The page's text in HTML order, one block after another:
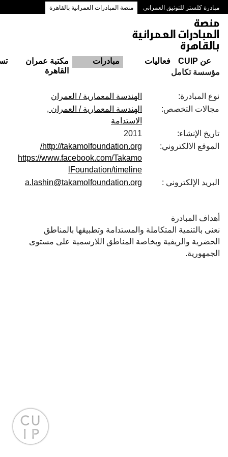
مبادرة كلستر للتوثيق العمراني منصة المبادرات العمرانية بالقاهرة
ممرات وسط البلد بالقاهرة
عن CUIP فعاليات مبادرات
مكتبة عمران
القاهرة
مؤسسة تكامل
نوع المبادرة:
الهندسة المعمارية / العمران
مجالات التخصص:
الهندسة المعمارية / العمران
الاستدامة
تاريخ الإنشاء:
2011
الموقع الالكتروني:
http://takamolfoundation.org/
https://www.facebook.com/Takamo
lFoundation/timeline
البريد الإلكتروني :
a.lashin@takamolfoundation.org
أهداف المبادرة
نعنى بالتنمية المتكاملة والمستدامة وتطبيقها بالمناطق
الحضرية والريفية وبخاصة المناطق اللارسمية على مستوى
الجمهورية.